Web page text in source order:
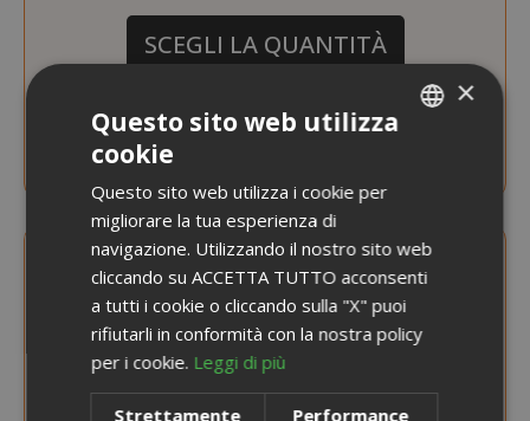
SCEGLI LA QUANTITÀ
Capsule Saida Gusto Espresso Compatibili
Lavazza A Modo Mio, miscela Orange
×
Questo sito web utilizza
cookie
Questo sito web utilizza i cookie per
migliorare la tua esperienza di
navigazione. Utilizzando il nostro sito web
cliccando su ACCETTA TUTTO acconsenti
a tutti i cookie o cliccando sulla "X" puoi
rifiutarli in conformità con la nostra policy
per i cookie. Leggi di più
Strettamente
Performance